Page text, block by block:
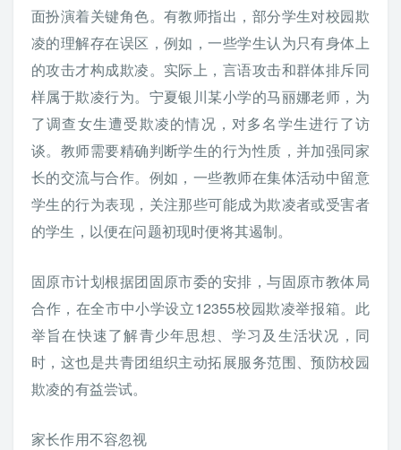
面扮演着关键角色。有教师指出，部分学生对校园欺
凌的理解存在误区，例如，一些学生认为只有身体上
的攻击才构成欺凌。实际上，言语攻击和群体排斥同
样属于欺凌行为。宁夏银川某小学的马丽娜老师，为
了调查女生遭受欺凌的情况，对多名学生进行了访
谈。教师需要精确判断学生的行为性质，并加强同家
长的交流与合作。例如，一些教师在集体活动中留意
学生的行为表现，关注那些可能成为欺凌者或受害者
的学生，以便在问题初现时便将其遏制。
固原市计划根据团固原市委的安排，与固原市教体局
合作，在全市中小学设立12355校园欺凌举报箱。此
举旨在快速了解青少年思想、学习及生活状况，同
时，这也是共青团组织主动拓展服务范围、预防校园
欺凌的有益尝试。
家长作用不容忽视